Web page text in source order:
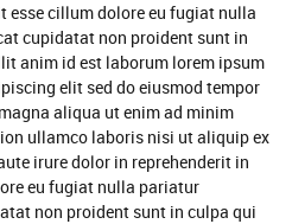
esse cillum dolore eu fugiat nulla
cupidatat non proident sunt in
anim id est laborum lorem ipsum
elit sed do eiusmod tempor
aliqua ut enim ad minim
ullamco laboris nisi ut aliquip ex
irure dolor in reprehenderit in
eu fugiat nulla pariatur
non proident sunt in culpa qui